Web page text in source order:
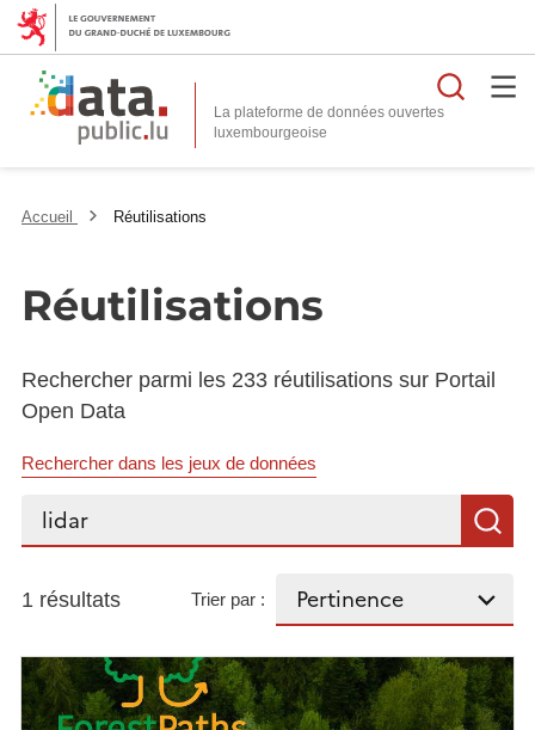
La plateforme de données ouvertes
Accueil Réutilisations
Réutilisations
Rechercher parmi les 233 réutilisations sur Portail
Open Data
Rechercher dans les jeux de données
Rechercher...
1 résultats Trier par :